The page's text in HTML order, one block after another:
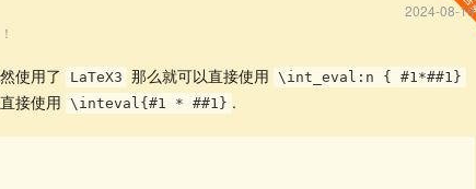
2024-08-19
使用了 LaTeX3 那么就可以直接使用 \int_eval:n { #1*##1}
接使用 \inteval{#1 * ##1} .